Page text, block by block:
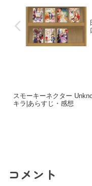
スモーキーネクター
キラ|あらすじ・感想
コメント